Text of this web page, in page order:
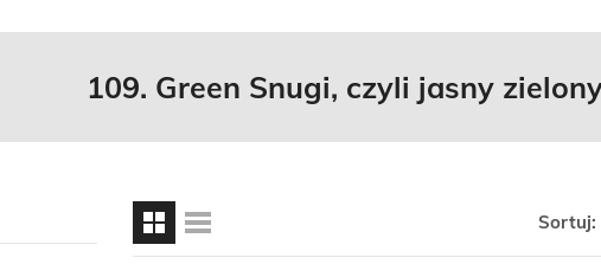
109. Green Snugi, czyli jasny
Sortuj: